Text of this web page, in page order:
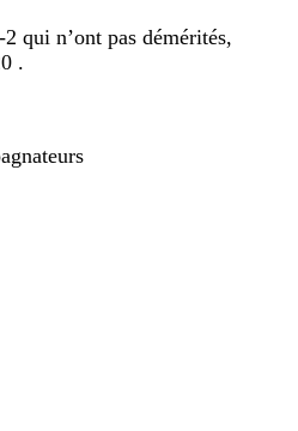
qui n’ont pas démérités,
.